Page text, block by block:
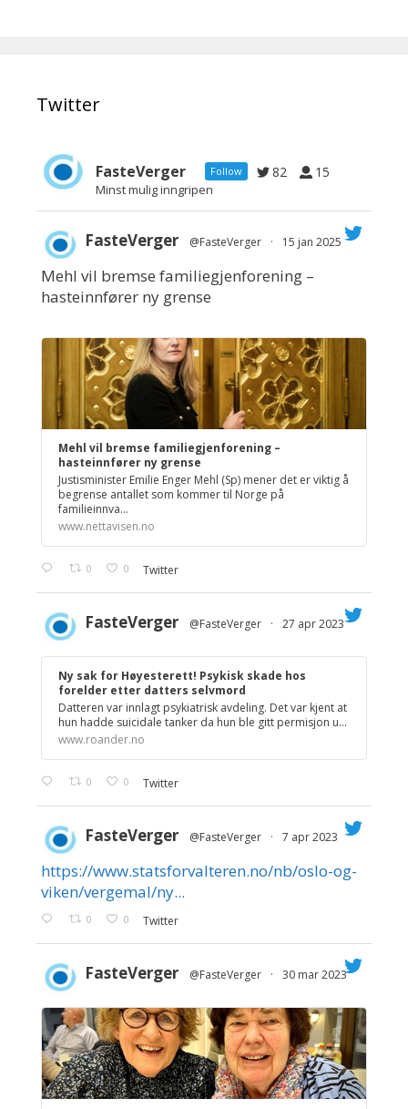
Twitter
FasteVerger Follow 82 15
Minst mulig inngripen
;
FasteVerger @FasteVerger · 15 jan 2025
Mehl vil bremse familiegjenforening –
hasteinnfører ny grense
Mehl vil bremse familiegjenforening –
hasteinnfører ny grense
Justisminister Emilie Enger Mehl (Sp) mener det er viktig å
begrense antallet som kommer til Norge på
familieinnva...
www.nettavisen.no
0 0 Twitter
;
FasteVerger @FasteVerger · 27 apr 2023
Ny sak for Høyesterett! Psykisk skade hos
forelder etter datters selvmord
Datteren var innlagt psykiatrisk avdeling. Det var kjent at
hun hadde suicidale tanker da hun ble gitt permisjon u...
www.roander.no
0 0 Twitter
;
FasteVerger @FasteVerger · 7 apr 2023
https://www.statsforvalteren.no/nb/oslo-og-
viken/vergemal/ny...
0 0 Twitter
;
FasteVerger @FasteVerger · 30 mar 2023